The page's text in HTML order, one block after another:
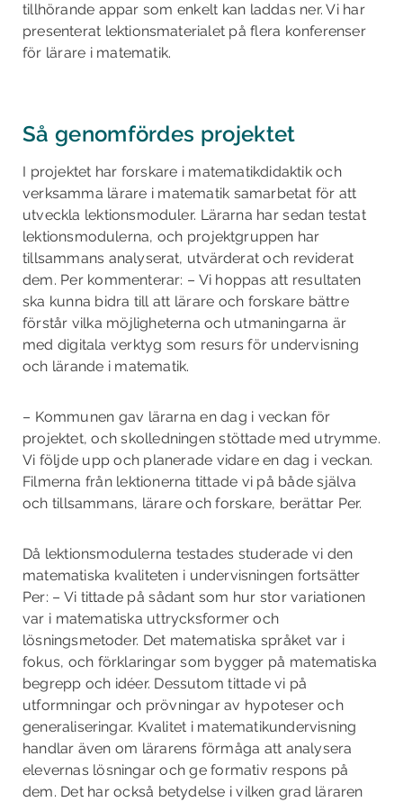
tillhörande appar som enkelt kan laddas ner. Vi har
presenterat lektionsmaterialet på flera konferenser
för lärare i matematik.
Så genomfördes projektet
I projektet har forskare i matematikdidaktik och
verksamma lärare i matematik samarbetat för att
utveckla lektionsmoduler. Lärarna har sedan testat
lektionsmodulerna, och projektgruppen har
tillsammans analyserat, utvärderat och reviderat
dem. Per kommenterar: – Vi hoppas att resultaten
ska kunna bidra till att lärare och forskare bättre
förstår vilka möjligheterna och utmaningarna är
med digitala verktyg som resurs för undervisning
och lärande i matematik.
– Kommunen gav lärarna en dag i veckan för
projektet, och skolledningen stöttade med utrymme.
Vi följde upp och planerade vidare en dag i veckan.
Filmerna från lektionerna tittade vi på både själva
och tillsammans, lärare och forskare, berättar Per.
Då lektionsmodulerna testades studerade vi den
matematiska kvaliteten i undervisningen fortsätter
Per: – Vi tittade på sådant som hur stor variationen
var i matematiska uttrycksformer och
lösningsmetoder. Det matematiska språket var i
fokus, och förklaringar som bygger på matematiska
begrepp och idéer. Dessutom tittade vi på
utformningar och prövningar av hypoteser och
generaliseringar. Kvalitet i matematikundervisning
handlar även om lärarens förmåga att analysera
elevernas lösningar och ge formativ respons på
dem. Det har också betydelse i vilken grad läraren